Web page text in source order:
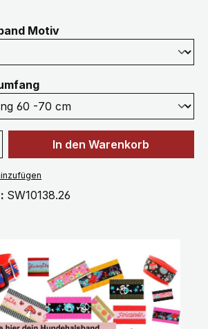
Motivauswählen
auswählen
Gib den
In den Warenkorb
SW10138.26